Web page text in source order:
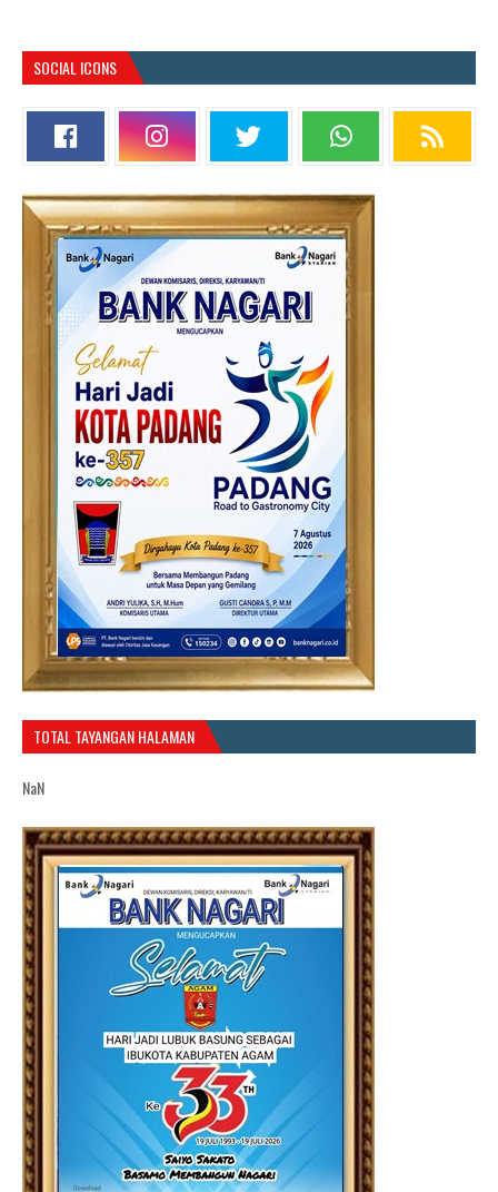
SOCIAL ICONS
TOTAL TAYANGAN HALAMAN
NaN